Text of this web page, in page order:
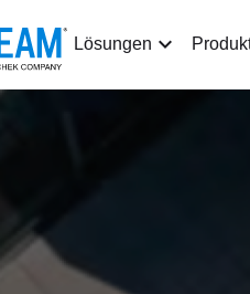
Lösungen